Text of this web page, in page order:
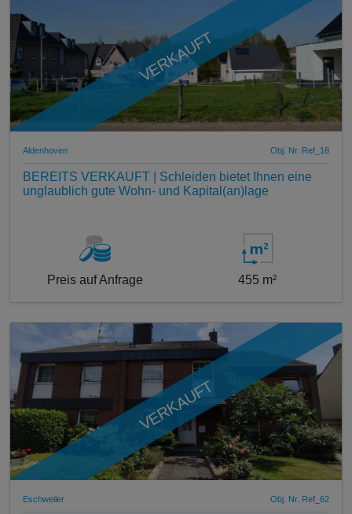
VERKAUFT
Aldenhoven Obj. Nr. Ref_18
BEREITS VERKAUFT | Schleiden bietet Ihnen eine
unglaublich gute Wohn- und Kapital(an)lage
Preis auf Anfrage 455 m²
VERKAUFT
Eschweiler Obj. Nr. Ref_62